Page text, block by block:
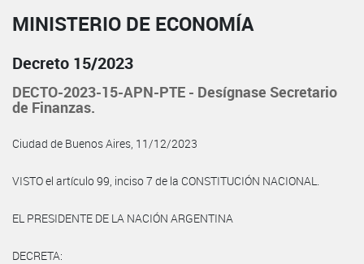
MINISTERIO DE ECONOMÍA
Decreto 15/2023
DECTO-2023-15-APN-PTE - Desígnase Secretario
de Finanzas.
Ciudad de Buenos Aires, 11/12/2023
VISTO el artículo 99, inciso 7 de la CONSTITUCIÓN NACIONAL.
EL PRESIDENTE DE LA NACIÓN ARGENTINA
DECRETA: